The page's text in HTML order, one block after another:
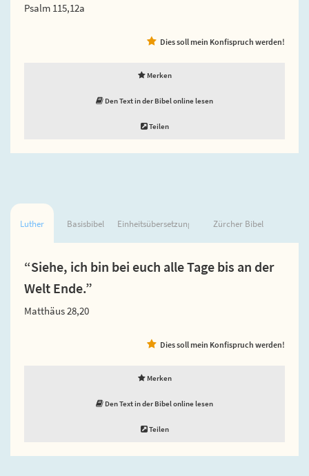
Psalm 115,12a
Dies soll mein Konfispruch werden!
Merken
Den Text in der Bibel online lesen
Teilen
Luther Basisbibel Einheitsübersetzung Zürcher Bibel
“Siehe, ich bin bei euch alle Tage bis an der
Welt Ende.”
Matthäus 28,20
Dies soll mein Konfispruch werden!
Merken
Den Text in der Bibel online lesen
Teilen